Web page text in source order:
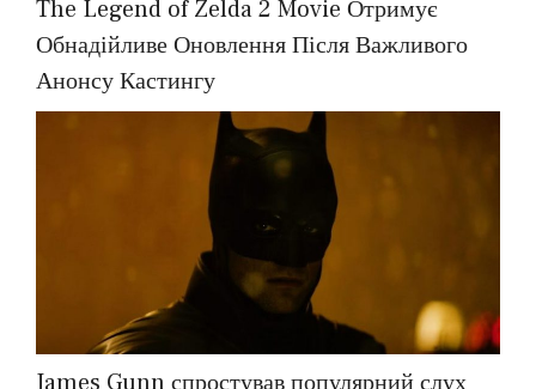
The Legend of Zelda 2 Movie Отримує
Обнадійливе Оновлення Після Важливого
Анонсу Кастингу